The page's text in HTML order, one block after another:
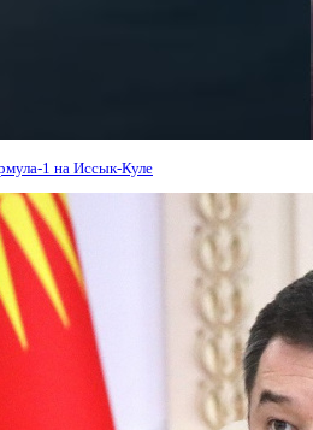
1 на Иссык-Куле